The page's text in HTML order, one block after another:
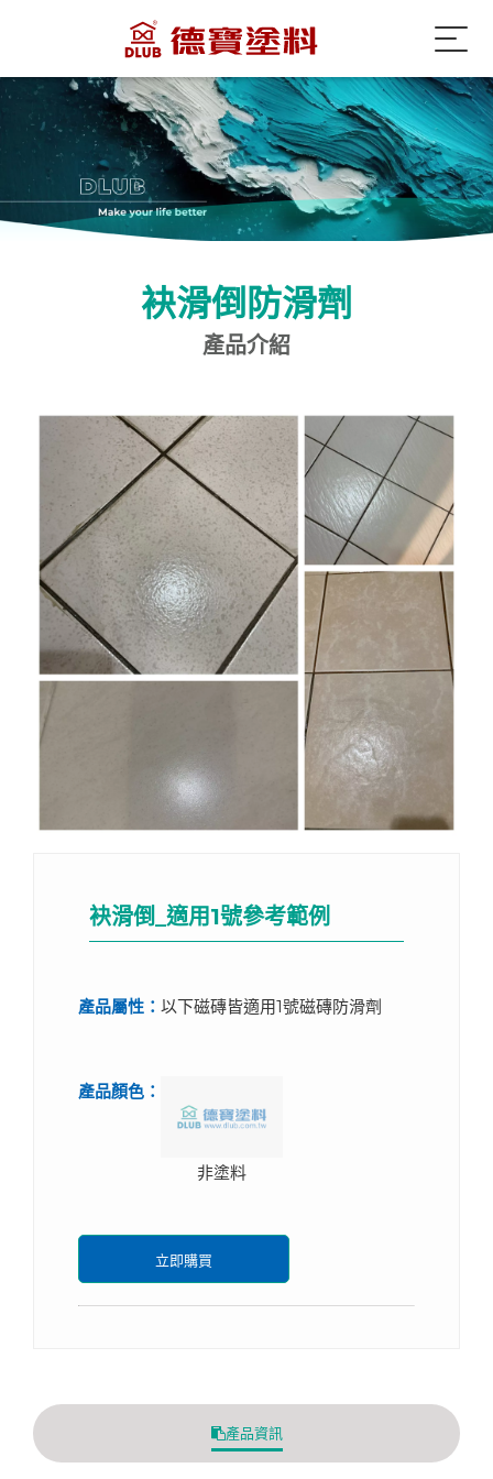
袂滑倒防滑劑
產品介紹
袂滑倒_適用1號參考範例
產品屬性： 以下磁磚皆適用1號磁磚防滑劑
產品顏色：
非塗料
立即購買
產品資訊